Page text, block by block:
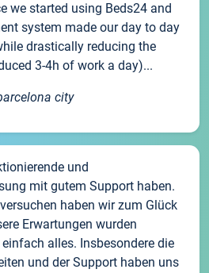
we started using Beds24 and
system made our day to day
drastically reducing the
3-4h of work a day)...
city
und
mit gutem Support haben.
haben wir zum Glück
Erwartungen wurden
alles. Insbesondere die
und der Support haben uns